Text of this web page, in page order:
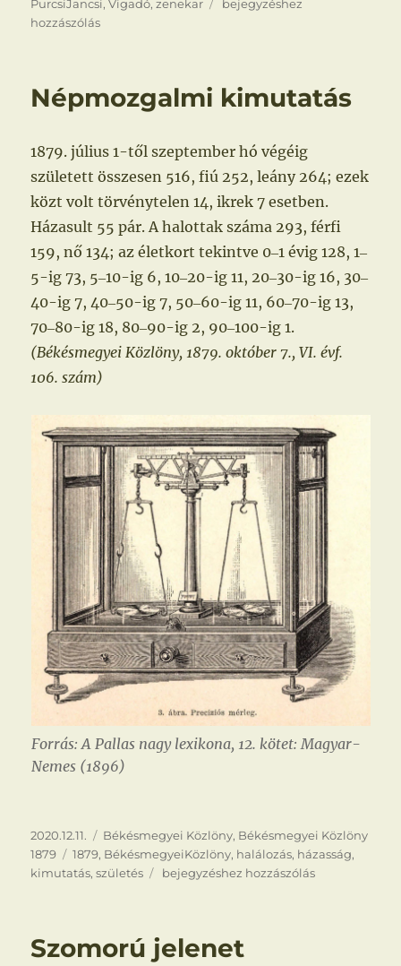
PurcsiJancsi,Vigadó,zenekar
bejegyzéshez
hozzászólás
Népmozgalmi kimutatás
1879. július 1-től szeptember hó végéig
született összesen 516, fiú 252, leány 264; ezek
közt volt törvénytelen 14, ikrek 7 esetben.
Házasult 55 pár. A halottak száma 293, férfi
159, nő 134; az életkort tekintve 0‒1 évig 128, 1‒
5-ig 73, 5‒10-ig 6, 10‒20-ig 11, 20‒30-ig 16, 30‒
40-ig 7, 40‒50-ig 7, 50‒60-ig 11, 60‒70-ig 13,
70‒80-ig 18, 80‒90-ig 2, 90‒100-ig 1.
(Békésmegyei Közlöny, 1879. október 7., VI. évf.
106. szám)
Forrás: A Pallas nagy lexikona, 12. kötet: Magyar-
Nemes (1896)
Közzétéve
2020.12.11. Kategória
Békésmegyei Közlöny, Békésmegyei Közlöny
1879
Címke
1879, BékésmegyeiKözlöny, halálozás, házasság,
kimutatás,születés
Népmozgalmi
bejegyzéshez hozzászólás
Szomorú jelenet